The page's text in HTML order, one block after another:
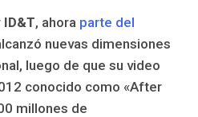
ID&T, ahora parte del
nuevas dimensiones
luego de que su video
conocido como «After
millones de